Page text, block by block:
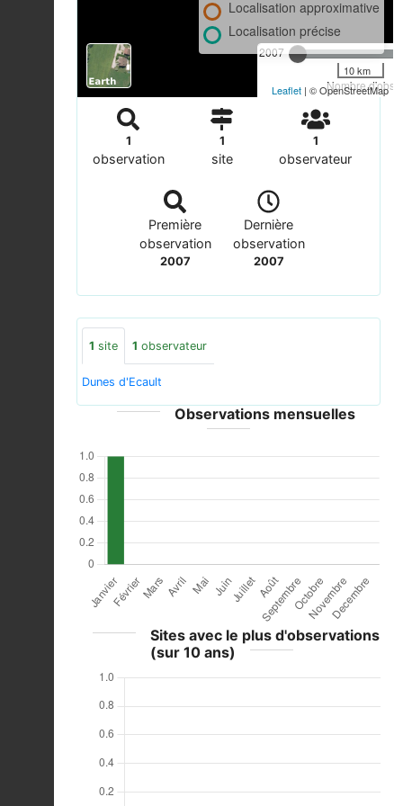
2007
Nombre
Localisation approximative
Localisation précise
10 km
Leaflet | © OpenStreetMap
1
observation
1
site
1
observateur
Première
observation
2007
Dernière
observation
2007
1 site 1 observateur
Dunes d'Ecault
Observations mensuelles
Sites avec le plus d'observations
(sur 10 ans)